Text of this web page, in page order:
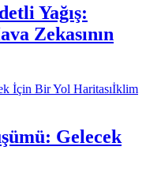
Yağış:
Zekasının
İklim
Gelecek